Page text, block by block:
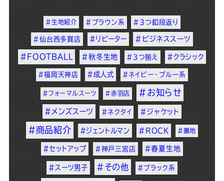
#生地紹介 #ブラウン系 #3つ釦段返り
#仙台西多賀店 #リピーター #ビジネススーツ
#FOOTBALL #秋冬生地 #3つ揃え #クラシック
#福岡天神店 #成人式 #ネイビー・ブルー系
#フォーマルスーツ #赤羽店 #お知らせ
#メンズスーツ #ネクタイ #ジャケット
#商品紹介 #ジェントルマン #ROCK #裏地
#セットアップ #神戸三宮店 #春夏生地
#スーツ男子 #その他 #ブラック系